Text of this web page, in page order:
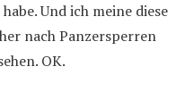
Und ich meine diese
nach Panzersperren
OK.